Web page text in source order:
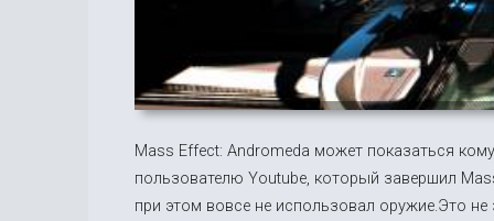
Mass Effect: Andromeda может показаться
пользователю Youtube, который завершил
при этом вовсе не использовал оружие.Это